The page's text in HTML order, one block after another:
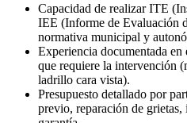
Capacidad de realizar ITE
IEE (Informe de Evaluación
normativa municipal y
Experiencia documentada en
que requiere la intervención
ladrillo cara vista).
Presupuesto detallado por
previo, reparación de grietas,